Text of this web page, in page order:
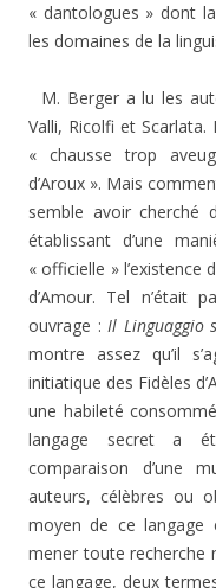
« dantologues » dont
les domaines de la
M. Berger a lu les
Valli, Ricolfi et
« chausse trop
d’Aroux ». Mais
semble avoir cherché
établissant d’une
« officielle »
d’Amour. Tel
ouvrage :Il Linguaggio
montre assez qu’il
initiatique des Fidèles
une habileté
langage secret a
comparaison d’une
auteurs, célèbres ou
moyen de ce langage
mener toute recherche
ce langage, deux